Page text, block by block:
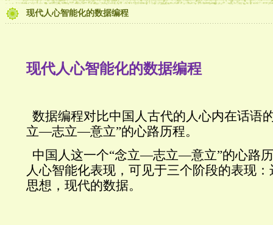
现代人心智能化的数据编程
现代人心智能化的数据编程
数据编程对比中国人古代的人心内在话语
立—志立—意立”的心路历程。
中国人这一个“念立—志立—意立”的心路
人心智能化表现，可见于三个阶段的表现
思想，现代的数据。